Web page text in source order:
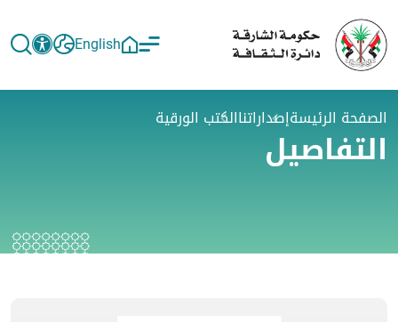
English
الصفحة الرئيسةإصداراتناالكتب الورقية
التفاصيل